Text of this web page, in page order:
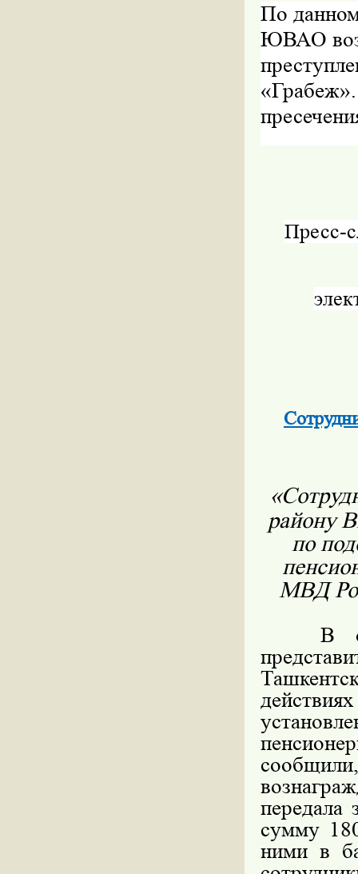
По
ЮВАО
Пресс-
району
по
МВД
В
сумму
ними в